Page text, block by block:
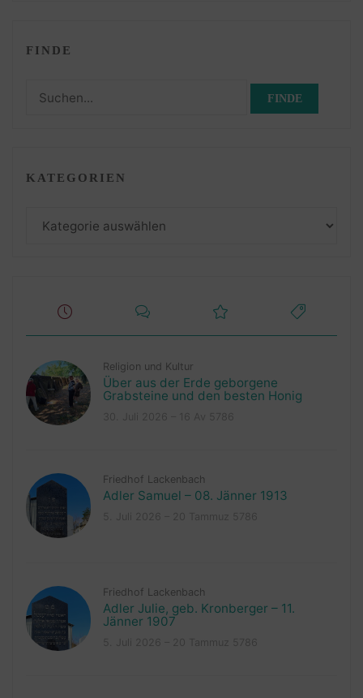
FINDE
Suchen
KATEGORIEN
Religion und Kultur
Über aus der Erde geborgene
Grabsteine und den besten Honig
Friedhof Lackenbach
Adler Samuel – 08. Jänner 1913
Friedhof Lackenbach
Adler Julie, geb. Kronberger – 11.
Jänner 1907